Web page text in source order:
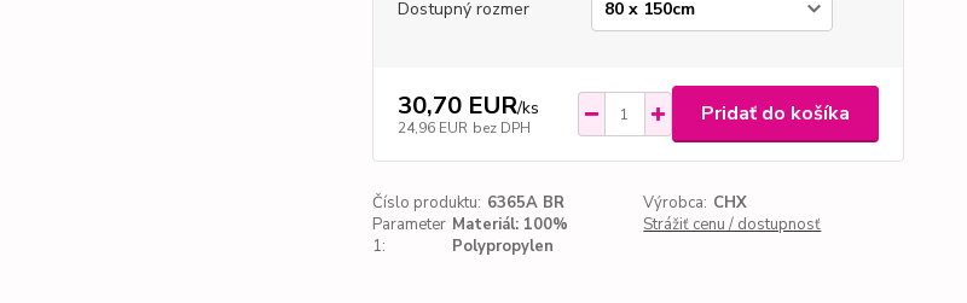
Dostupný rozmer
30,70 EUR/ks
24,96 EUR bez DPH
Pridať do košíka
Číslo produktu: 6365A BR Výrobca: CHX
Parameter
1:
Materiál: 100%
Polypropylen
Strážiť cenu / dostupnosť